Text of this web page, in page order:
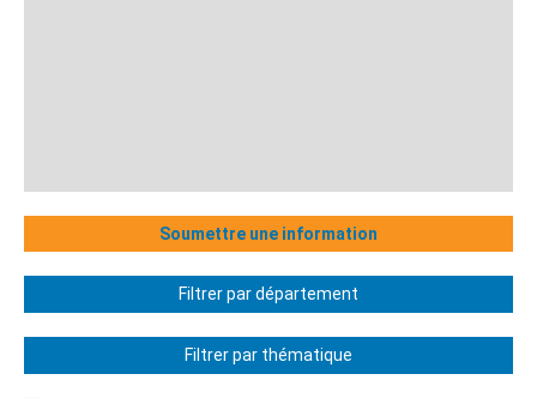
Soumettre une information
Filtrer par département
Filtrer par thématique